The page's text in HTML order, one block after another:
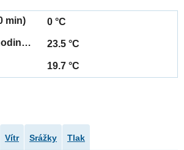
0 °C
23.5 °C
19.7 °C
Vítr Srážky Tlak